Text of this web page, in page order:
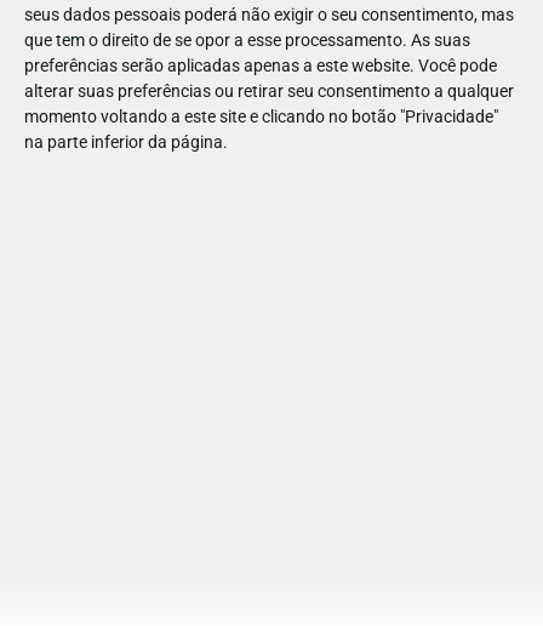
seus dados pessoais poderá não exigir o seu consentimento, mas
que tem o direito de se opor a esse processamento. As suas
preferências serão aplicadas apenas a este website. Você pode
alterar suas preferências ou retirar seu consentimento a qualquer
momento voltando a este site e clicando no botão "Privacidade"
na parte inferior da página.